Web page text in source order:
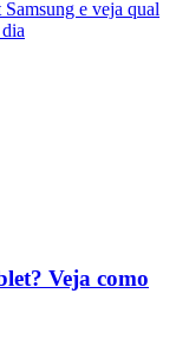
e veja qual
Veja como